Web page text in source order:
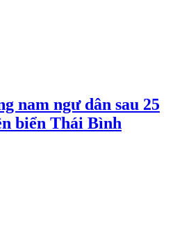
nam ngư dân sau 25
biển Thái Bình